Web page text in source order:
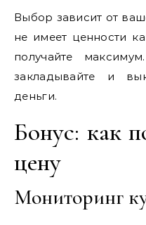
Выбор зависит от
не имеет ценности
получайте
закладывайте и
деньги.
Бонус: как
цену
Мониторинг